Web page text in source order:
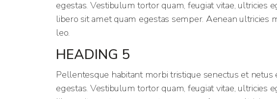
egestas. Vestibulum tortor quam, feugiat vitae, ultricies
libero sit amet quam egestas semper. Aenean ultricies
leo.
HEADING 5
Pellentesque habitant morbi tristique senectus et netus
egestas. Vestibulum tortor quam, feugiat vitae, ultricies